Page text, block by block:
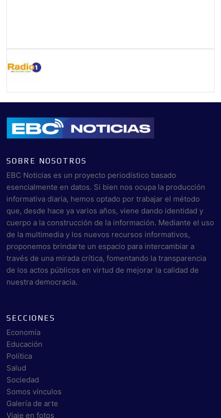
SOBRE NOSOTROS
EBC Noticias es un proyecto periodístico basado
esencialmente en datos. Si bien nos ocupa la producción
informativa diaria, hemos optado por trabajar el método
que, desde hace ya varios años, viene dando identidad y
cuerpo a la construcción de la información. Mediante el uso
de la multimedia y los nuevos recursos informativos,
proponemos brindarte un espacio para intercambiar a
través de una mirada crítica, fomentando la transparencia
de los actos públicos en virtud de mejorar la calidad de
nuestra democracia.
SECCIONES
Economía
Educación
Política
Salud
Sociedad
Somos vínculos
Galería de arte
Viaje en fotos